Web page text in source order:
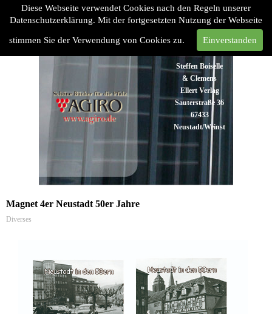
Diese Webseite verwendet Cookies nach den Regeln unserer
Datenschutzerklärung. Mit der fortgesetzten Nutzung der Webseite
stimmen Sie der Verwendung von Cookies zu. Einverstanden
Steffen Boiselle
& Clemens
Ellert Verlag
Sauterstraße 36
67433
Neustadt/Weinstraße
06321
48 93 43
Fax:
06321 48
Magnet 4er Neustadt 50er Jahre
Diverses